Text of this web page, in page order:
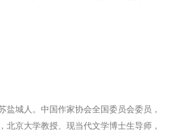
盐城人。中国作家协会全国委员会委员，
北京大学教授、现当代文学博士生导师，